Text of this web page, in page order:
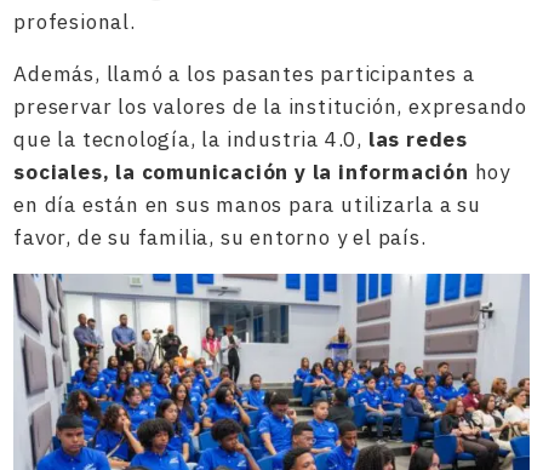
profesional.
Además, llamó a los pasantes participantes a
preservar los valores de la institución, expresando
que la tecnología, la industria 4.0, las redes
sociales, la comunicación y la información hoy
en día están en sus manos para utilizarla a su
favor, de su familia, su entorno y el país.